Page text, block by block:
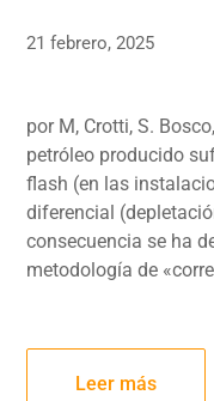
21 febrero, 2025
por M, Crotti, S.
petróleo producido
flash (en las
diferencial
consecuencia se ha
metodología de
Leer más